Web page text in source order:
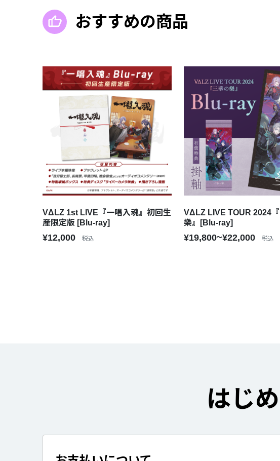
おすすめの商品
VΔLZ 1st LIVE『一唱入魂』初回生
産限定版 [Blu-ray]
¥12,000 税込
VΔLZ LIVE TOUR 2024
樂』[Blu-ray]
¥19,800~¥22,000 税込
はじ